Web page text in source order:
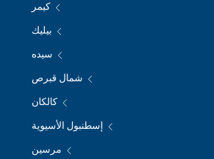
كيمر
بيليك
سيده
شمال قبرص
كالكان
إسطنبول الأسيوية
مرسين